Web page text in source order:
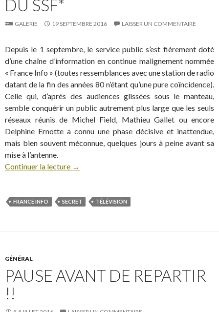
DU SSF*
GALERIE 19 SEPTEMBRE 2016 LAISSER UN COMMENTAIRE
Depuis le 1 septembre, le service public s’est fièrement doté
d’une chaîne d’information en continue malignement nommée
« France Info » (toutes ressemblances avec une station de radio
datant de la fin des années 80 n’étant qu’une pure coïncidence).
Celle qui, d’après des audiences glissées sous le manteau,
semble conquérir un public autrement plus large que les seuls
réseaux réunis de Michel Field, Mathieu Gallet ou encore
Delphine Ernotte a connu une phase décisive et inattendue,
mais bien souvent méconnue, quelques jours à peine avant sa
mise à l’antenne.
Continuer la lecture →
FRANCE INFO SECRET TÉLÉVISION
GÉNÉRAL
PAUSE AVANT DE REPARTIR
!!